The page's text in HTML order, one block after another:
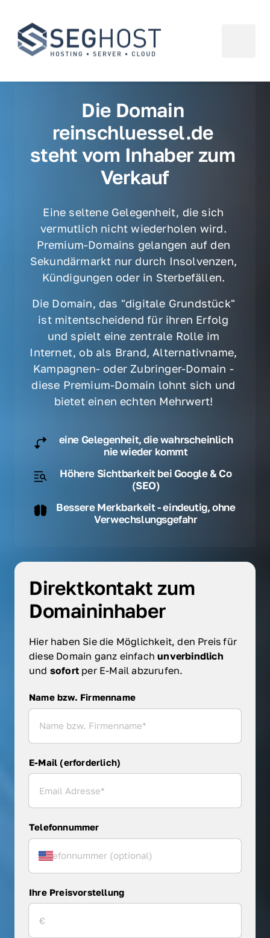
Die Domain
reinschluessel.de
steht vom Inhaber zum
Verkauf
Eine seltene Gelegenheit, die sich
vermutlich nicht wiederholen wird.
Premium-Domains gelangen auf den
Sekundärmarkt nur durch Insolvenzen,
Kündigungen oder in Sterbefällen.
Die Domain, das "digitale Grundstück"
ist mitentscheidend für ihren Erfolg
und spielt eine zentrale Rolle im
Internet, ob als Brand, Alternativname,
Kampagnen- oder Zubringer-Domain -
diese Premium-Domain lohnt sich und
bietet einen echten Mehrwert!
eine Gelegenheit, die wahrscheinlich
nie wieder kommt
Höhere Sichtbarkeit bei Google & Co
(SEO)
Bessere Merkbarkeit - eindeutig, ohne
Verwechslungsgefahr
Direktkontakt zum
Domaininhaber
Hier haben Sie die Möglichkeit, den Preis für
diese Domain ganz einfach
und sofort per E-Mail abzurufen.
Name bzw. Firmenname
Name bzw. Firmenname
E-Mail (erforderlich)
Telefonnummer
Ihre Preisvorstellung